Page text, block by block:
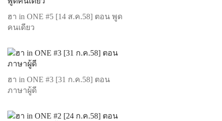
ฮา in ONE #5 [14 ส.ค.58] ตอน พูด
คนเดียว
ฮา in ONE #3 [31 ก.ค.58] ตอน
ภาษาผู้ดี